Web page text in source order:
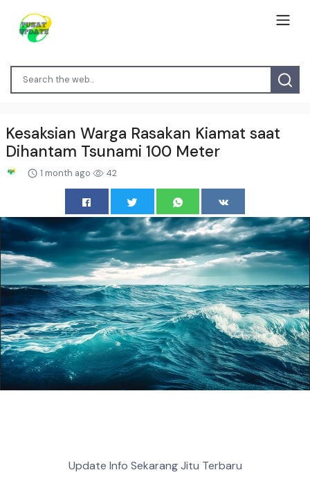
Kesaksian Warga Rasakan Kiamat saat
Dihantam Tsunami 100 Meter
1 month ago 42
Update Info Sekarang Jitu Terbaru